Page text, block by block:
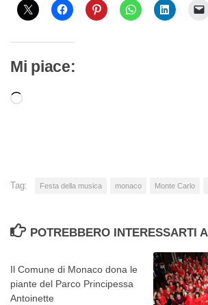
Mi piace:
Caricamento
Tag: Festa della musica monaco Monte Carlo
POTREBBERO INTERESSARTI
Il Comune di Monaco dona le
piante del Parco Principessa
Antoinette